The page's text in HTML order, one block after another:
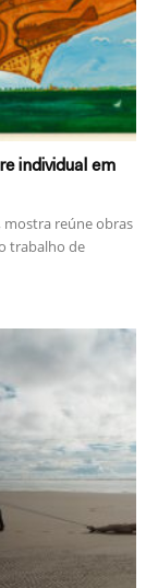
individual em
mostra reúne obras
trabalho de